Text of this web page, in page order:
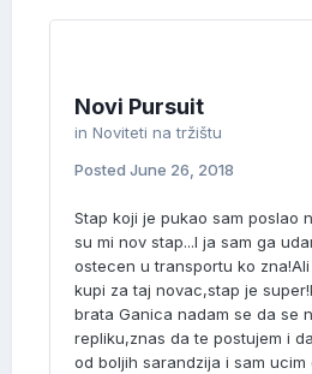
Novi Pursuit
in Noviteti na tržištu
Posted June 26, 2018
Stap koji je pukao sam poslao
su mi nov stap...I ja sam ga
ostecen u transportu ko
kupi za taj novac,stap je
brata Ganica nadam se da se
repliku,znas da te postujem i
od boljih sarandzija i sam